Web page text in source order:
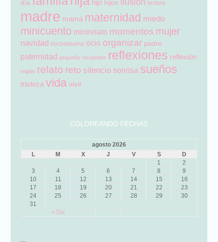
día hijo hijos Ilusión lectura
madre mamá maternidad miedo
minicuento minirelato momentos mujer
navidad nochebuena ocio organizar padre
paternidad pequeña recuerdos reflexiones reflexión
regalo relato reto silencio sonrisa sueños
tristeza vida vivir
COLOREANDO FECHAS
agosto 2026
L
M X J V S D
« Dic
1
2
3
4 5 6 7 8
9
10
11 12 13 14 15
16
17
18 19 20 21 22
23
24
25 26 27 28 29
30
31